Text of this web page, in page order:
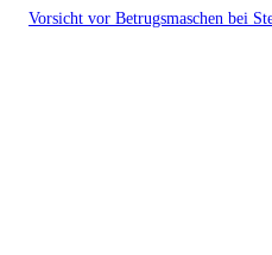
Vorsicht vor Betrugsmaschen bei